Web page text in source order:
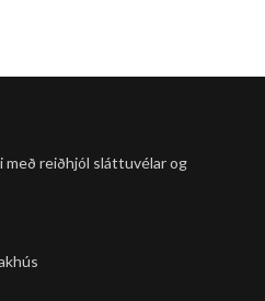
reiðhjól sláttuvélar og